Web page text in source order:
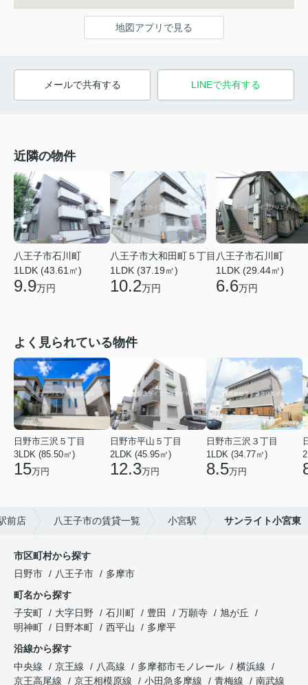
地図アプリで見る
メールで共有する LINEで共有する
近隣の物件
八王子市石川町
1LDK (43.61㎡)
9.9万円
八王子市大和田町５丁目
1LDK (37.19㎡)
10.2万円
八王子市石川町
1LDK (29.44㎡)
6.6万円
よく見られている物件
日野市三沢５丁目
3LDK (85.50㎡)
15万円
日野市平山５丁目
2LDK (45.95㎡)
12.3万円
日野市三沢３丁目
1LDK (34.77㎡)
8.5万円
前店 八王子市の賃貸一覧 小宮駅 サンライト小宮東
市区町村から探す
日野市
八王子市
多摩市
町名から探す
子安町
大字日野 石川町 豊田 万願寺
旭が丘
明神町
日野本町 西平山
多摩平
沿線から探す
中央線
京王線 八高線 多摩都市モノレール
横浜線
京王高尾線
京王相模原線 小田急多摩線 青梅線
南武線